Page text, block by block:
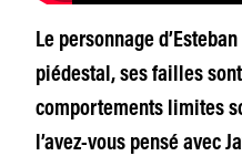
Le personnage
piédestal, ses failles
comportements limites
l’avez-vous pensé avec